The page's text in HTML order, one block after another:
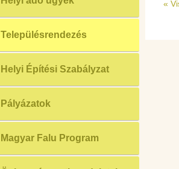
Településrendezés
Helyi Építési Szabályzat
Pályázatok
Magyar Falu Program
«